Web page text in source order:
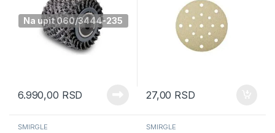
Na upit 060/3444-235
6.990,00 RSD 27,00 RSD
ŠMIRGLE ŠMIRGLE